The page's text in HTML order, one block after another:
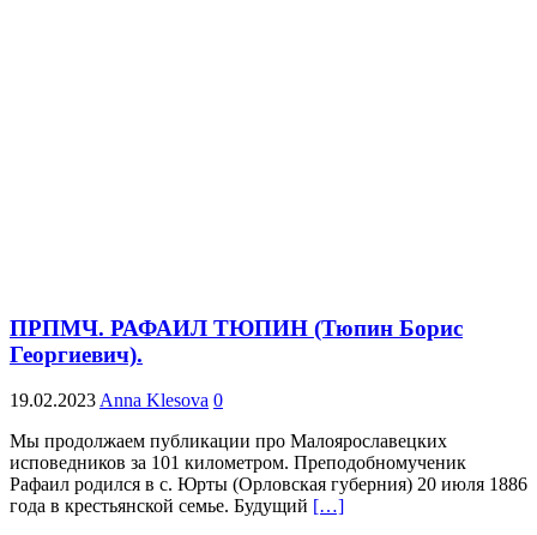
ПРПМЧ. РАФАИЛ ТЮПИН (Тюпин Борис
Георгиевич).
19.02.2023 Anna Klesova 0
Мы продолжаем публикации про Малоярославецких
исповедников за 101 километром. Преподобномученик
Рафаил родился в с. Юрты (Орловская губерния) 20 июля 1886
года в крестьянской семье. Будущий […]